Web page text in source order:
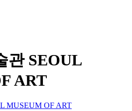
관 SEOUL
ART